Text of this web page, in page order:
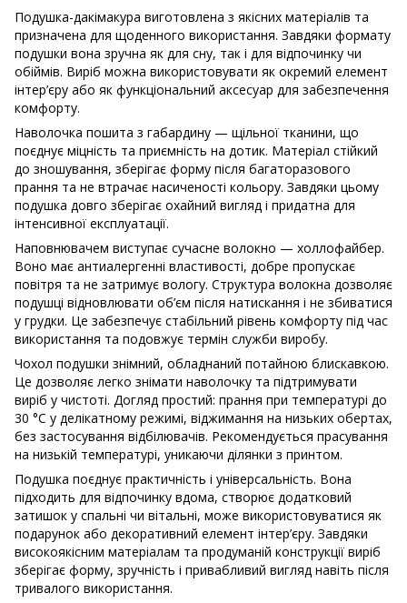
Подушка-дакімакура виготовлена з якісних матеріалів та
призначена для щоденного використання. Завдяки формату
подушки вона зручна як для сну, так і для відпочинку чи
обіймів. Виріб можна використовувати як окремий елемент
інтер’єру або як функціональний аксесуар для забезпечення
комфорту.
Наволочка пошита з габардину — щільної тканини, що
поєднує міцність та приємність на дотик. Матеріал стійкий
до зношування, зберігає форму після багаторазового
прання та не втрачає насиченості кольору. Завдяки цьому
подушка довго зберігає охайний вигляд і придатна для
інтенсивної експлуатації.
Наповнювачем виступає сучасне волокно — холлофайбер.
Воно має антиалергенні властивості, добре пропускає
повітря та не затримує вологу. Структура волокна дозволяє
подушці відновлювати об’єм після натискання і не збиватися
у грудки. Це забезпечує стабільний рівень комфорту під час
використання та подовжує термін служби виробу.
Чохол подушки знімний, обладнаний потайною блискавкою.
Це дозволяє легко знімати наволочку та підтримувати
виріб у чистоті. Догляд простий: прання при температурі до
30 °C у делікатному режимі, віджимання на низьких обертах,
без застосування відбілювачів. Рекомендується прасування
на низькій температурі, уникаючи ділянки з принтом.
Подушка поєднує практичність і універсальність. Вона
підходить для відпочинку вдома, створює додатковий
затишок у спальні чи вітальні, може використовуватися як
подарунок або декоративний елемент інтер’єру. Завдяки
високоякісним матеріалам та продуманій конструкції виріб
зберігає форму, зручність і привабливий вигляд навіть після
тривалого використання.